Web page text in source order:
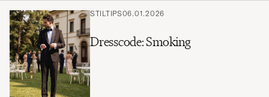
STILTIPS06.01.2026
Dresscode: Smoking